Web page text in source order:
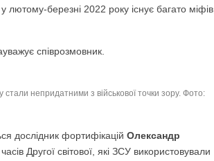
березні 2022 року існує багато міфів,
співрозмовник.
непридатними з військової точки зору. Фото:
дослідник фортифікацій Олександр
Другої світової, які ЗСУ використовували